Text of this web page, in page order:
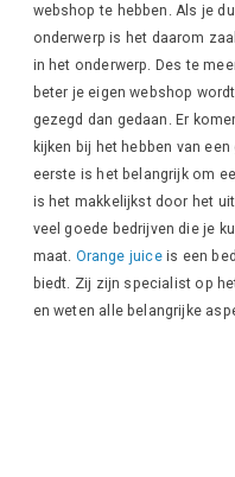
webshop te hebben. Als je
onderwerp is het daarom
in het onderwerp. Des te
beter je eigen webshop
gezegd dan gedaan. Er
kijken bij het hebben van
eerste is het belangrijk om
is het makkelijkst door het
veel goede bedrijven die je
maat. Orange juiceis een
biedt. Zij zijn specialist op
en weten alle belangrijke